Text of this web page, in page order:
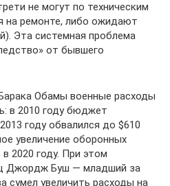
не могут по техническим
на ремонте, либо ожидают
Эта системная проблема
от бывшего
Обамы военные расходы
в 2010 году бюджет
году обвалился до $610
увеличение оборонных
2020 году. При этом
Джордж Буш — младший за
сумел увеличить расходы на